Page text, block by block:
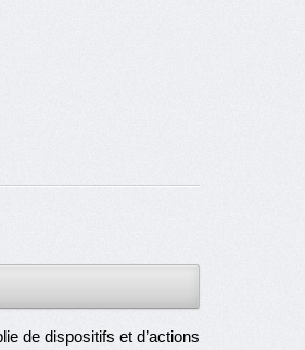
de dispositifs et d’actions